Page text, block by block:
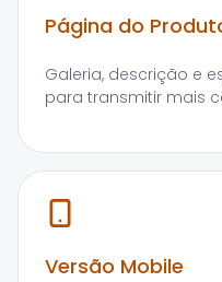
Página do
Galeria, descrição e
para transmitir mais
Versão Mobile